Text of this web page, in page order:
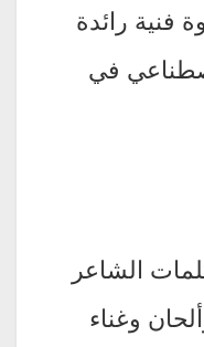
فنية رائدة
في
الشاعر
وغناء